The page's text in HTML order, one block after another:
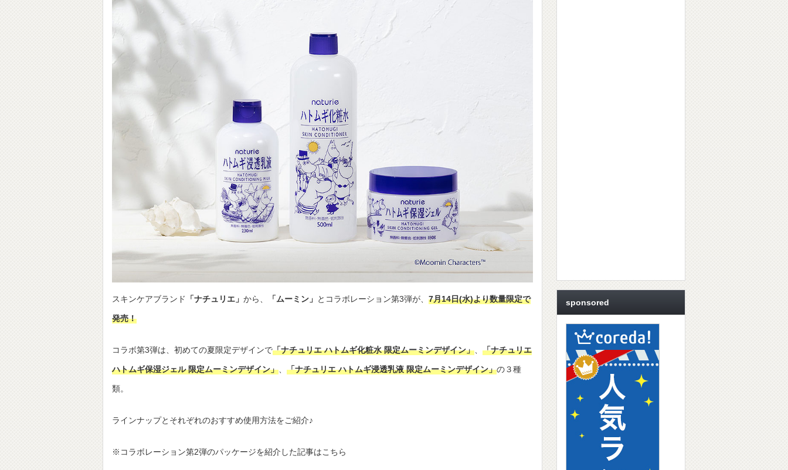
スキンケアブランド 「ナチュリエ」 から、 「ムーミン」 とコラボレーション第3弾が、 7月14日(水)より数量限定で
発売！
コラボ第3弾は、初めての夏限定デザインで「ナチュリエ ハトムギ化粧水 限定ムーミンデザイン」 「ナチュリエ
ハトムギ保湿ジェル 限定ムーミンデザイン」 「ナチュリエ ハトムギ浸透乳液 限定ムーミンデザイン」の３種
類。
ラインナップとそれぞれのおすすめ使用方法をご紹介♪
※コラボレーション第2弾のパッケージを紹介した記事はこちら
sponsored